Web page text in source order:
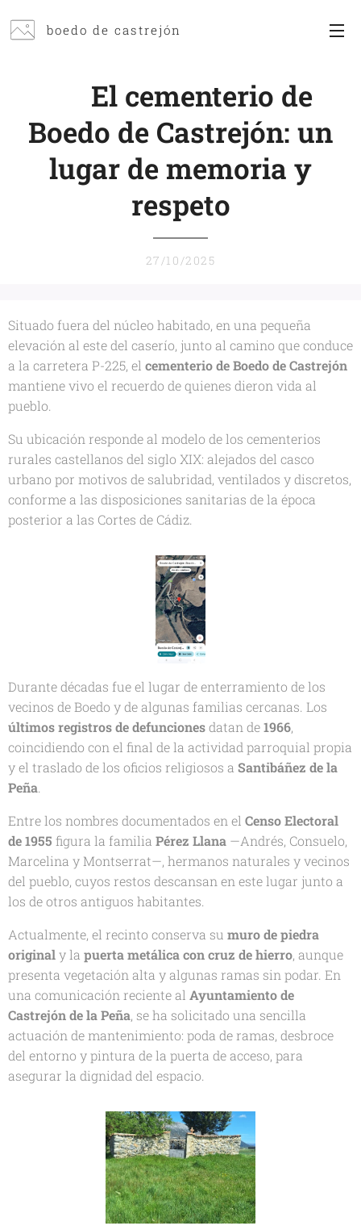
boedo de castrejón
El cementerio de
Boedo de Castrejón: un
lugar de memoria y
respeto
27/10/2025
Situado fuera del núcleo habitado, en una pequeña
elevación al este del caserío, junto al camino que conduce
a la carretera P-225, el cementerio de Boedo de Castrejón
mantiene vivo el recuerdo de quienes dieron vida al
pueblo.
Su ubicación responde al modelo de los cementerios
rurales castellanos del siglo XIX: alejados del casco
urbano por motivos de salubridad, ventilados y discretos,
conforme a las disposiciones sanitarias de la época
posterior a las Cortes de Cádiz.
Durante décadas fue el lugar de enterramiento de los
vecinos de Boedo y de algunas familias cercanas. Los
últimos registros de defuncionesdatan de1966,
coincidiendo con el final de la actividad parroquial propia
y el traslado de los oficios religiosos a Santibáñez de la
Peña.
Entre los nombres documentados en el Censo Electoral
de 1955 figura la familia Pérez Llana —Andrés, Consuelo,
Marcelina y Montserrat—, hermanos naturales y vecinos
del pueblo, cuyos restos descansan en este lugar junto a
los de otros antiguos habitantes.
Actualmente, el recinto conserva su muro de piedra
originaly la puerta metálica con cruz de hierro, aunque
presenta vegetación alta y algunas ramas sin podar. En
una comunicación reciente al Ayuntamiento de
Castrejón de la Peña, se ha solicitado una sencilla
actuación de mantenimiento: poda de ramas, desbroce
del entorno y pintura de la puerta de acceso, para
asegurar la dignidad del espacio.